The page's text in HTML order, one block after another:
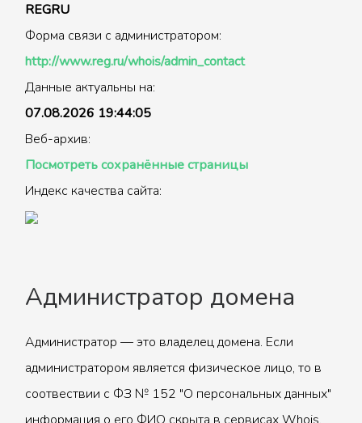
REGRU
Форма связи с администратором:
http://www.reg.ru/whois/admin_contact
Данные актуальны на:
07.08.2026 19:44:05
Веб-архив:
Посмотреть сохранённые страницы
Индекс качества сайта:
Администратор домена
Администратор — это владелец домена. Если
администратором является физическое лицо, то в
соотвествии с ФЗ № 152 "О персональных данных"